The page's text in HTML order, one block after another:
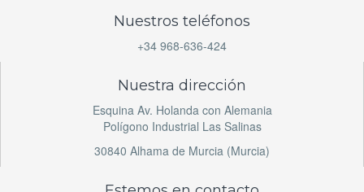
Nuestros teléfonos
+34 968-636-424
Nuestra dirección
Esquina Av. Holanda con Alemania
Polígono Industrial Las Salinas
30840 Alhama de Murcia (Murcia)